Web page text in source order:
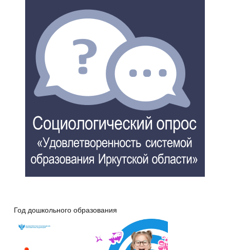
Год дошкольного образования